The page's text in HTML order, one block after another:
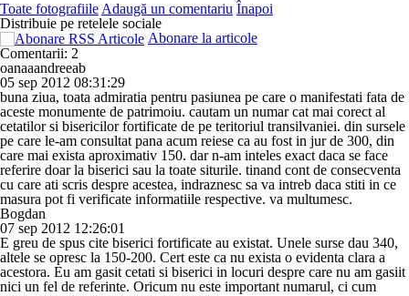
Toate fotografiile Adaugă un comentariu Înapoi
Distribuie pe retelele sociale
Abonare la articole
Comentarii: 2
oanaaandreeab
05 sep 2012 08:31:29
buna ziua, toata admiratia pentru pasiunea pe care o manifestati fata de
aceste monumente de patrimoiu. cautam un numar cat mai corect al
cetatilor si bisericilor fortificate de pe teritoriul transilvaniei. din sursele
pe care le-am consultat pana acum reiese ca au fost in jur de 300, din
care mai exista aproximativ 150. dar n-am inteles exact daca se face
referire doar la biserici sau la toate siturile. tinand cont de consecventa
cu care ati scris despre acestea, indraznesc sa va intreb daca stiti in ce
masura pot fi verificate informatiile respective. va multumesc.
Bogdan
07 sep 2012 12:26:01
E greu de spus cite biserici fortificate au existat. Unele surse dau 340,
altele se opresc la 150-200. Cert este ca nu exista o evidenta clara a
acestora. Eu am gasit cetati si biserici in locuri despre care nu am gasiit
nici un fel de referinte. Oricum nu este important numarul, ci cum